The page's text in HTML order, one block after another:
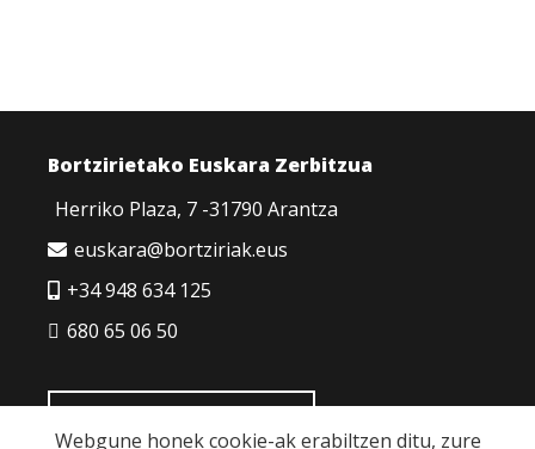
Bortzirietako Euskara Zerbitzua
Herriko Plaza, 7 -31790 Arantza
euskara@bortziriak.eus
+34 948 634 125
680 65 06 50
Webgune honek cookie-ak erabiltzen ditu, zure